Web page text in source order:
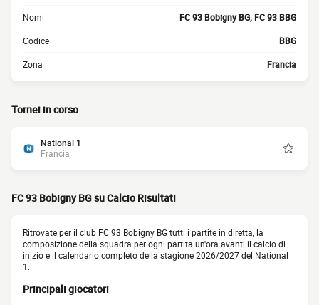
Nomi FC 93 Bobigny BG, FC 93 BBG
Codice BBG
Zona Francia
Tornei in corso
National 1
Francia
FC 93 Bobigny BG su Calcio Risultati
Ritrovate per il club FC 93 Bobigny BG tutti i partite in diretta, la
composizione della squadra per ogni partita un'ora avanti il calcio di
inizio e il calendario completo della stagione 2026/2027 del National
1.
Principali giocatori